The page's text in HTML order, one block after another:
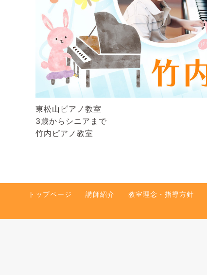
東松山ピアノ教室
3歳からシニアまで
竹内ピアノ教室
トップページ 講師紹介 教室理念・指導方針